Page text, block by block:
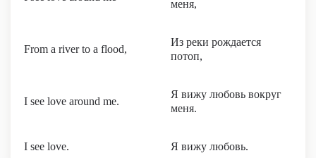
меня,
From a river to a flood,
Из реки рождается
потоп,
I see love around me.
Я вижу любовь вокруг
меня.
I see love. Я вижу любовь.